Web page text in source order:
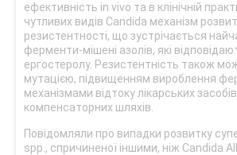
ефективність in vivo та в клінічній
чутливих видів Candida механізм
резистентності, що зустрічається
ферменти-мішені азолів, які
ергостеролу. Резистентність також
мутацією, підвищенням вироблення
механізмами відтоку лікарських
компенсаторних шляхів.
Повідомляли про випадки розвитку
spp., спричиненої іншими, ніж Candida